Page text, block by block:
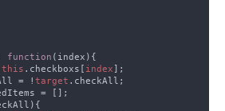
function
this .checkboxs[ index
= ! target